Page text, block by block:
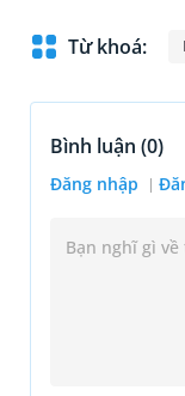
Từ khoá:
Bình luận (0)
Đăng nhập